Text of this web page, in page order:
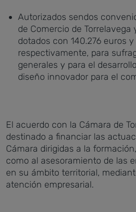
Autorizados sendos
de Comercio de Torrelavega
dotados con 140.276 euros
respectivamente, para
generales y para el
diseño innovador para el
El acuerdo con la Cámara de
destinado a financiar las
Cámara dirigidas a la
como al asesoramiento de las
en su ámbito territorial,
atención empresarial.